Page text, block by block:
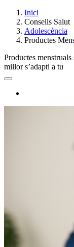
Breadcrumb
Inici
Consells Salut
Adolescència
Productes
Productes
millor s’adapti a tu